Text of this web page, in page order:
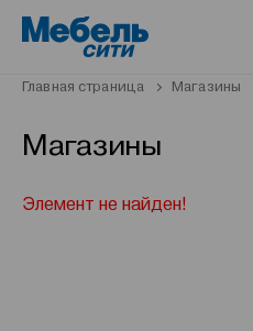
Главная страница Магазины
Магазины
Элемент не найден!